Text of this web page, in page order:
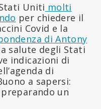
Uniti molti
per chiedere il
Covid e la
di Antony
salute degli Stati
indicazioni di
di
a sapersi:
preparando un